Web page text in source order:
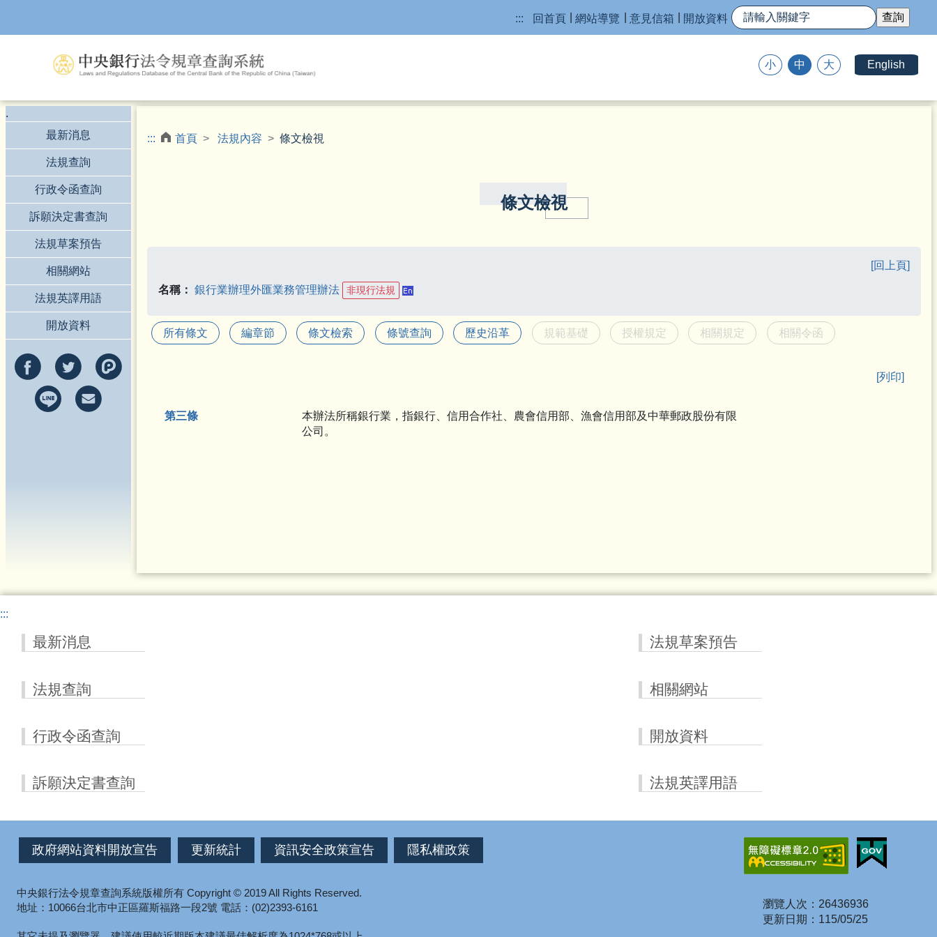
:::
回首頁 網站導覽 意見信箱 開放資料
小 中 大 English
.
最新消息
法規查詢
行政令函查詢
訴願決定書查詢
法規草案預告
相關網站
法規英譯用語
開放資料
::: 首頁 法規內容 條文檢視
條文檢視
[回上頁]
名稱：銀行業辦理外匯業務管理辦法 非現行法規
所有條文 編章節 條文檢索 條號查詢 歷史沿革 規範基礎 授權規定 相關規定 相關令函
[列印]
第三條
本辦法所稱銀行業，指銀行、信用合作社、農會信用部、漁會信用部及中華郵政股份有限
公司。
:::
最新消息 法規草案預告
法規查詢 相關網站
行政令函查詢 開放資料
訴願決定書查詢 法規英譯用語
政府網站資料開放宣告 更新統計 資訊安全政策宣告 隱私權政策
中央銀行法令規章查詢系統版權所有Copyright © 2019 All Rights Reserved.
地址：10066台北市中正區羅斯福路一段2號 電話：(02)2393-6161
瀏覽人次：26436936
更新日期：115/05/25